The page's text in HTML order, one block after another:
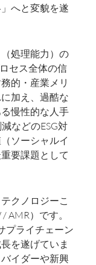
へと変貌を遂
処理能力）の
セス全体の信
的・産業メリ
加え、過酷な
慢性的な人手
などのESG対
ソーシャルイ
要課題として
クノロジーこ
AMR）です。
プライチェーン
を遂げていま
イダーや新興